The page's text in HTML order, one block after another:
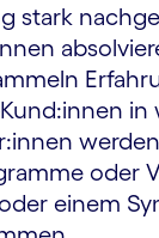
stark
in
oder
einem